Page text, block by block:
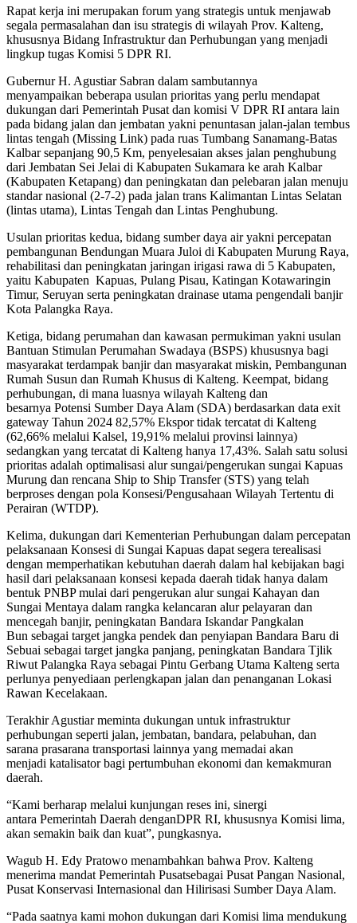
Rapat kerja ini merupakan forum yang strategis untuk menjawab
segala permasalahan dan isu strategis di wilayah Prov. Kalteng,
khususnya Bidang Infrastruktur dan Perhubungan yang menjadi
lingkup tugas Komisi 5 DPR RI.
Gubernur H. Agustiar Sabran dalam sambutannya
menyampaikan beberapa usulan prioritas yang perlu mendapat
dukungan dari Pemerintah Pusat dan komisi V DPR RI antara lain
pada bidang jalan dan jembatan yakni penuntasan jalan-jalan tembus
lintas tengah (Missing Link) pada ruas Tumbang Sanamang-Batas
Kalbar sepanjang 90,5 Km, penyelesaian akses jalan penghubung
dari Jembatan Sei Jelai di Kabupaten Sukamara ke arah Kalbar
(Kabupaten Ketapang) dan peningkatan dan pelebaran jalan menuju
standar nasional (2-7-2) pada jalan trans Kalimantan Lintas Selatan
(lintas utama), Lintas Tengah dan Lintas Penghubung.
Usulan prioritas kedua, bidang sumber daya airyakni percepatan
pembangunan Bendungan Muara Juloi di Kabupaten Murung Raya,
rehabilitasi dan peningkatan jaringan irigasi rawa di 5 Kabupaten,
yaitu Kabupaten Kapuas, Pulang Pisau, Katingan Kotawaringin
Timur, Seruyan serta peningkatan drainase utama pengendali banjir
Kota Palangka Raya.
Ketiga, bidang perumahan dan kawasan permukiman yakni usulan
Bantuan Stimulan Perumahan Swadaya (BSPS) khususnya bagi
masyarakat terdampak banjir dan masyarakat miskin, Pembangunan
Rumah Susun dan Rumah Khusus di Kalteng. Keempat, bidang
perhubungan, di mana luasnya wilayah Kalteng dan
besarnya Potensi Sumber Daya Alam (SDA) berdasarkan data exit
gateway Tahun 2024 82,57% Ekspor tidak tercatat di Kalteng
(62,66% melalui Kalsel, 19,91% melalui provinsi lainnya)
sedangkan yang tercatat di Kalteng hanya 17,43%. Salah satu solusi
prioritas adalah optimalisasi alur sungai/pengerukan sungai Kapuas
Murung dan rencana Ship to Ship Transfer (STS) yang telah
berproses dengan pola Konsesi/Pengusahaan Wilayah Tertentu di
Perairan (WTDP).
Kelima, dukungan dari Kementerian Perhubungan dalam percepatan
pelaksanaan Konsesi di Sungai Kapuas dapat segera terealisasi
dengan memperhatikan kebutuhan daerah dalam hal kebijakan bagi
hasil dari pelaksanaan konsesi kepada daerah tidak hanya dalam
bentuk PNBP mulai dari pengerukan alur sungai Kahayan dan
Sungai Mentaya dalam rangka kelancaran alur pelayaran dan
mencegah banjir, peningkatan Bandara Iskandar Pangkalan
Bun sebagai target jangka pendek dan penyiapan Bandara Baru di
Sebuai sebagai target jangka panjang, peningkatan Bandara Tjlik
Riwut Palangka Raya sebagai Pintu Gerbang Utama Kalteng serta
perlunya penyediaan perlengkapan jalan dan penanganan Lokasi
Rawan Kecelakaan.
Terakhir Agustiar meminta dukungan untuk infrastruktur
perhubungan seperti jalan, jembatan, bandara, pelabuhan, dan
sarana prasarana transportasi lainnya yang memadai akan
menjadi katalisatorbagi pertumbuhan ekonomi dan kemakmuran
daerah.
“Kami berharap melalui kunjungan reses ini, sinergi
antara Pemerintah Daerah denganDPR RI, khususnya Komisi lima,
akan semakin baik dan kuat”, pungkasnya.
Wagub H. Edy Pratowo menambahkan bahwa Prov. Kalteng
menerima mandat Pemerintah Pusatsebagai Pusat Pangan Nasional,
Pusat Konservasi Internasional dan Hilirisasi Sumber Daya Alam.
“Pada saatnya kami mohon dukungan dari Komisi lima mendukung